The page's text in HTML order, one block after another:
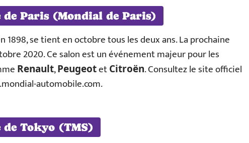
Paris (Mondial de Paris)
1898, se tient en octobre tous les deux ans. La prochaine
2020. Ce salon est un événement majeur pour les
Renault,PeugeotetCitroën. Consultez le site officiel
automobile.com.
Tokyo (TMS)